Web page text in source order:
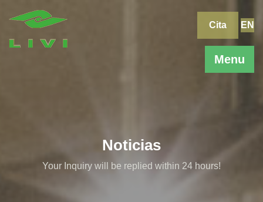
Menu
Cita EN
Noticias
Your Inquiry will be replied within 24 hours!